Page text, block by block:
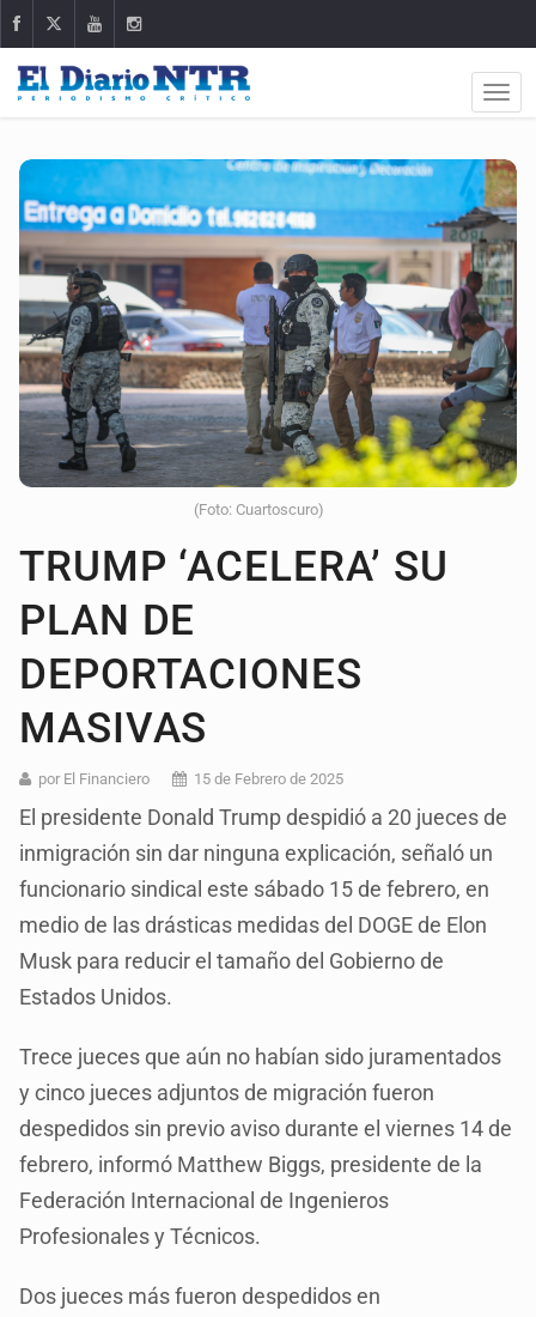
(Foto: Cuartoscuro)
TRUMP ‘ACELERA’ SU
PLAN DE
DEPORTACIONES
MASIVAS
por El Financiero 15 de Febrero de 2025
El presidente Donald Trump despidió a 20 jueces de
inmigración sin dar ninguna explicación, señaló un
funcionario sindical este sábado 15 de febrero, en
medio de las drásticas medidas del DOGE de Elon
Musk para reducir el tamaño del Gobierno de
Estados Unidos.
Trece jueces que aún no habían sido juramentados
y cinco jueces adjuntos de migración fueron
despedidos sin previo aviso durante el viernes 14 de
febrero, informó Matthew Biggs, presidente de la
Federación Internacional de Ingenieros
Profesionales y Técnicos.
Dos jueces más fueron despedidos en